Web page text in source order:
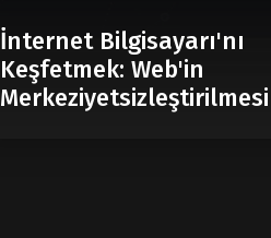
İnternet Bilgisayarı'nı
Keşfetmek: Web'in
Merkeziyetsizleştirilmesi